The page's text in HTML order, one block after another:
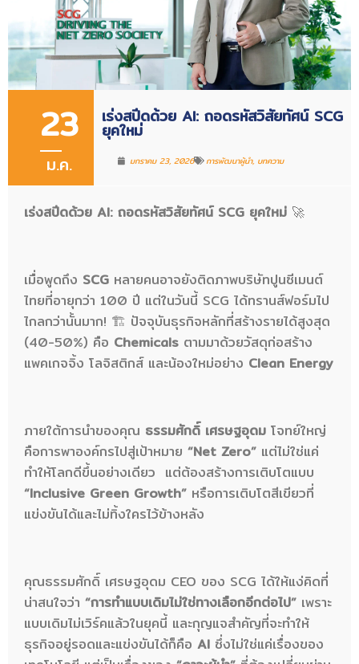
23
ม.ค.
เร่งสปีดด้วย AI: ถอดรหัสวิสัยทัศน์ SCG
ยุคใหม่
มกราคม 23, 2026 การพัฒนาผู้นำ, บทความ
เร่งสปีดด้วย AI: ถอดรหัสวิสัยทัศน์ SCG ยุคใหม่ 🚀
เมื่อพูดถึง SCG หลายคนอาจยังติดภาพบริษัทปูนซีเมนต์
ไทยที่อายุกว่า 100 ปี แต่ในวันนี้ SCG ได้ทรานส์ฟอร์มไป
ไกลกว่านั้นมาก! 🏗️ ปัจจุบันธุรกิจหลักที่สร้างรายได้สูงสุด
(40-50%) คือ Chemicals ตามมาด้วยวัสดุก่อสร้าง
แพคเกจจิ้ง โลจิสติกส์ และน้องใหม่อย่าง Clean Energy
ภายใต้การนำของคุณ ธรรมศักดิ์ เศรษฐอุดม โจทย์ใหญ่
คือการพาองค์กรไปสู่เป้าหมาย “Net Zero” แต่ไม่ใช่แค่
ทำให้โลกดีขึ้นอย่างเดียว แต่ต้องสร้างการเติบโตแบบ
“Inclusive Green Growth” หรือการเติบโตสีเขียวที่
แข่งขันได้และไม่ทิ้งใครไว้ข้างหลัง
คุณธรรมศักดิ์ เศรษฐอุดม CEO ของ SCG ได้ให้แง่คิดที่
น่าสนใจว่า “การทำแบบเดิมไม่ใช่ทางเลือกอีกต่อไป” เพราะ
แบบเดิมไม่เวิร์คแล้วในยุคนี้ และกุญแจสำคัญที่จะทำให้
ธุรกิจอยู่รอดและแข่งขันได้ก็คือ AI ซึ่งไม่ใช่แค่เรื่องของ